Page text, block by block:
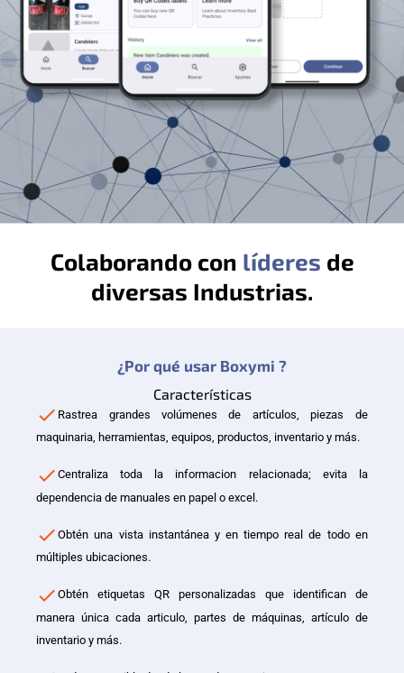
Colaborando con líderes de
diversas Industrias.
¿Por qué usar Boxymi ?
Características
Rastrea grandes volúmenes de artículos, piezas de
maquinaria, herramientas, equipos, productos, inventario y más.
Centraliza toda la informacion relacionada; evita la
dependencia de manuales en papel o excel.
Obtén una vista instantánea y en tiempo real de todo en
múltiples ubicaciones.
Obtén etiquetas QR personalizadas que identifican de
manera única cada articulo, partes de máquinas, artículo de
inventario y más.